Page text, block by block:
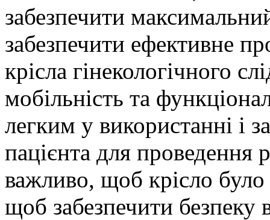
забезпечити
забезпечити ефективне
крісла гінекологічного
мобільність та
легким у використанні і
пацієнта для проведення
важливо, щоб крісло було
щоб забезпечити безпеку